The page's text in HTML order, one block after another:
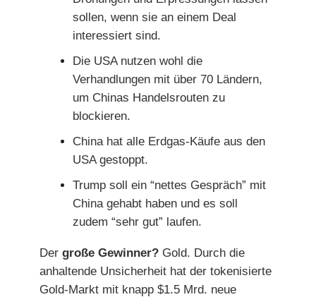
sollen, wenn sie an einem Deal
interessiert sind.
Die USA nutzen wohl die
Verhandlungen mit über 70 Ländern,
um Chinas Handelsrouten zu
blockieren.
China hat alle Erdgas-Käufe aus den
USA gestoppt.
Trump soll ein “nettes Gespräch” mit
China gehabt haben und es soll
zudem “sehr gut” laufen.
Der große Gewinner? Gold. Durch die
anhaltende Unsicherheit hat der tokenisierte
Gold-Markt mit knapp $1.5 Mrd. neue